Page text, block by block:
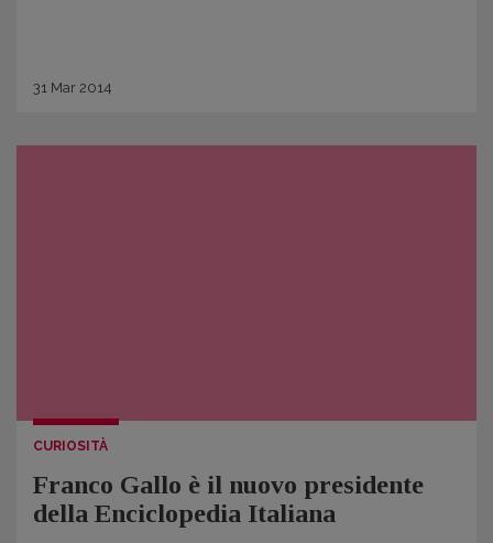
31 Mar 2014
CURIOSITÀ
Franco Gallo è il nuovo presidente
della Enciclopedia Italiana